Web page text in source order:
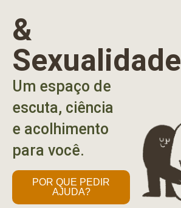
&
Sexualidade
Um espaço de
escuta, ciência
e acolhimento
para você.
POR QUE PEDIR
AJUDA?